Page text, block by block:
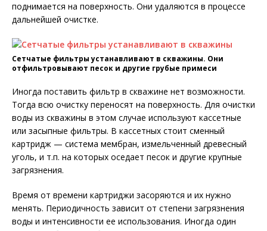
поднимается на поверхность. Они удаляются в процессе
дальнейшей очистке.
Сетчатые фильтры устанавливают в скважины. Они
отфильтровывают песок и другие грубые примеси
Иногда поставить фильтр в скважине нет возможности.
Тогда всю очистку переносят на поверхность. Для очистки
воды из скважины в этом случае используют кассетные
или засыпные фильтры. В кассетных стоит сменный
картридж — система мембран, измельченный древесный
уголь, и т.п. на которых оседает песок и другие крупные
загрязнения.
Время от времени картриджи засоряются и их нужно
менять. Периодичность зависит от степени загрязнения
воды и интенсивности ее использования. Иногда один